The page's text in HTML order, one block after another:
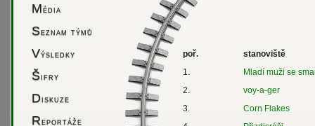
Média
Seznam týmů
Výsledky
Šifry
Diskuze
Reportáže
poř.
stanoviště
1.
Mladí muži se
2.
voy-a-ger
3.
Corn Flakes